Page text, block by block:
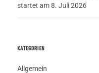
startet am 8. Juli 2026
KATEGORIEN
Allgemein